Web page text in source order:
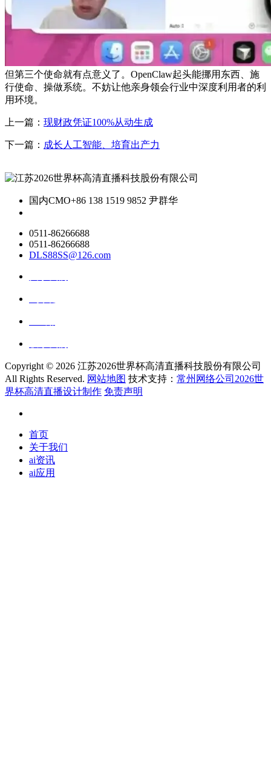
但第三个使命就有点意义了。OpenClaw起头能挪用东西、施
行使命、操做系统。不妨让他亲身领会行业中深度利用者的利
用环境。
上一篇： 现财政凭证100%从动生成
下一篇： 成长人工智能、培育出产力
国内CMO+86 138 1519 9852 尹群华
0511-86266688
0511-86266688
DLS88SS@126.com
Copyright © 2026 江苏2026世界杯高清直播科技股份有限公司
All Rights Reserved. 网站地图 技术支持： 常州网络公司2026世
界杯高清直播设计制作 免责声明
首页
关于我们
ai资讯
ai应用